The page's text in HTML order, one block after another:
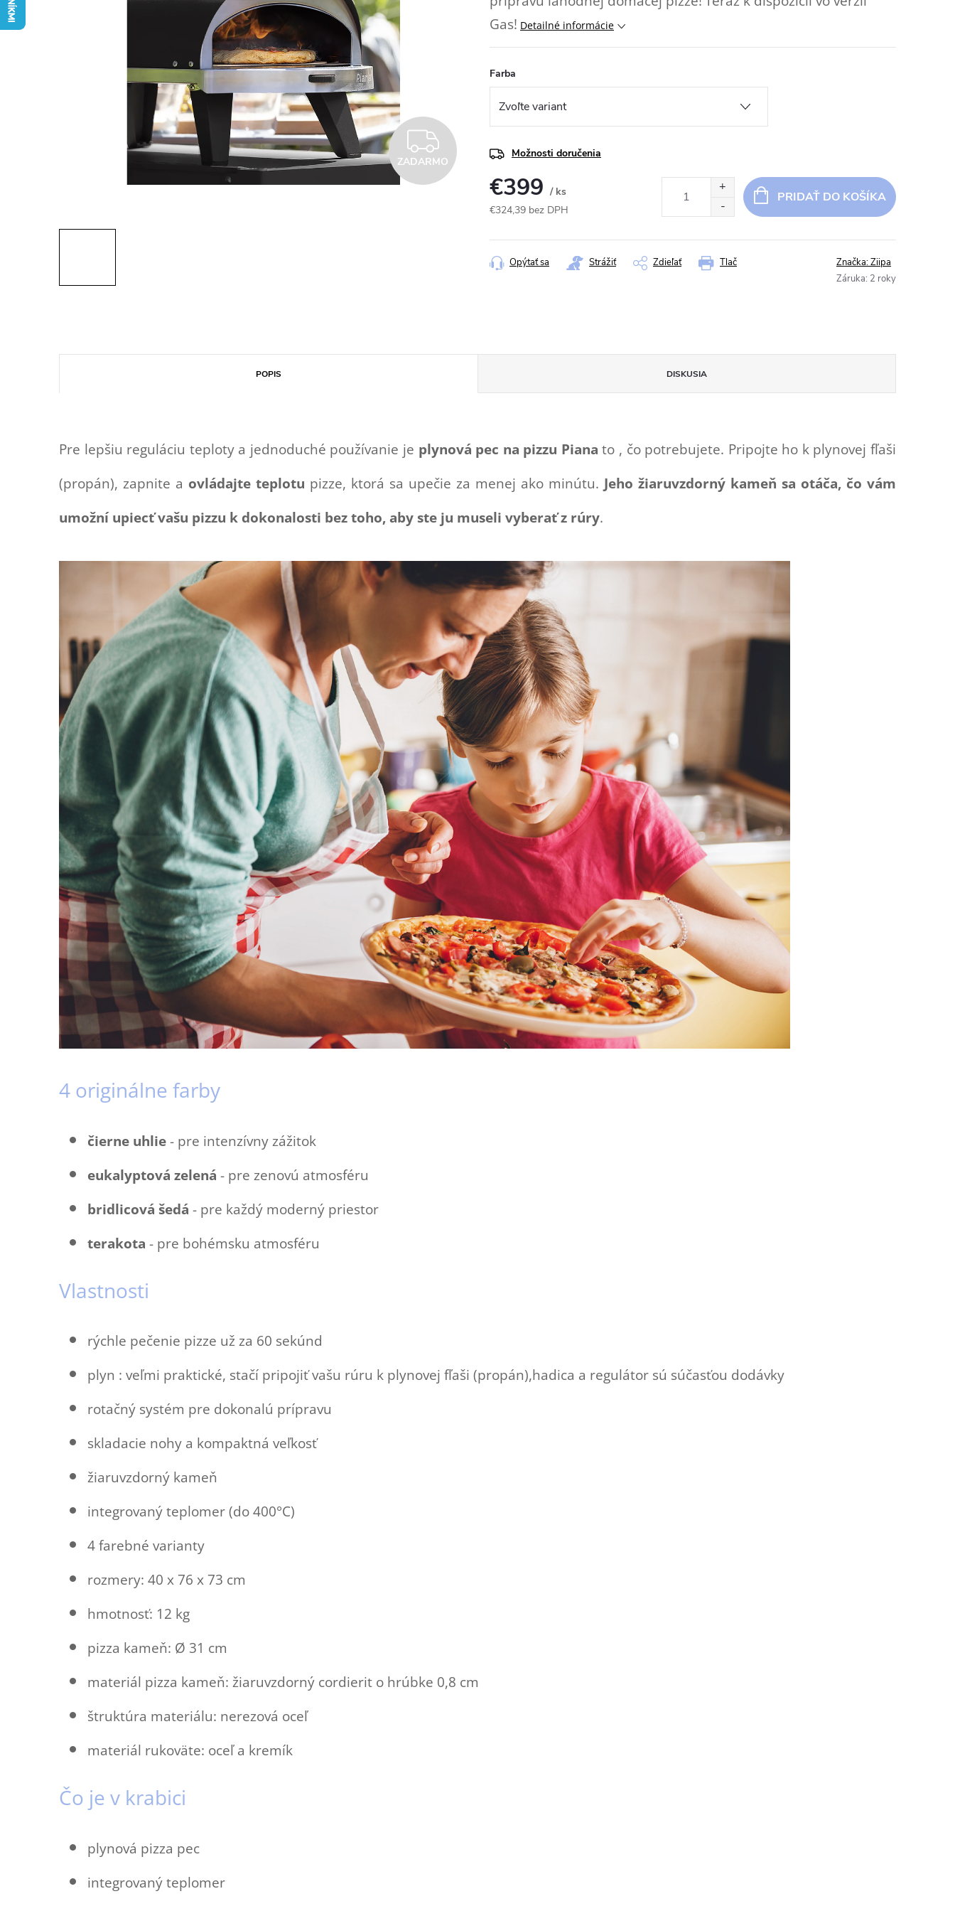
ZADARMO
ZADARMO
Gas! Detailné informácie
Farba
Možnosti doručenia
€399 / ks
€324,39 bez DPH
cena:
PRIDAŤ DO KOŠÍKA
Tlač
Opýtať sa Strážiť Zdieľať Značka:Ziipa
Záruka: 2 roky
POPIS DISKUSIA
Pre lepšiu reguláciu teploty a jednoduché používanie je plynová pec na pizzu Piana to , čo potrebujete. Pripojte ho k plynovej fľaši
(propán), zapnite a ovládajte teplotu pizze, ktorá sa upečie za menej ako minútu. Jeho žiaruvzdorný kameň sa otáča, čo vám
umožní upiecť vašu pizzu k dokonalosti bez toho, aby ste ju museli vyberať z rúry.
4 originálne farby
čierne uhlie - pre intenzívny zážitok
eukalyptová zelená - pre zenovú atmosféru
bridlicová šedá - pre každý moderný priestor
terakota - pre bohémsku atmosféru
Vlastnosti
rýchle pečenie pizze už za 60 sekúnd
plyn : veľmi praktické, stačí pripojiť vašu rúru k plynovej fľaši (propán),hadica a regulátor sú súčasťou dodávky
rotačný systém pre dokonalú prípravu
skladacie nohy a kompaktná veľkosť
žiaruvzdorný kameň
integrovaný teplomer (do 400°C)
4 farebné varianty
rozmery: 40 x 76 x 73 cm
hmotnosť: 12 kg
pizza kameň: Ø 31 cm
materiál pizza kameň: žiaruvzdorný cordierit o hrúbke 0,8 cm
štruktúra materiálu: nerezová oceľ
materiál rukoväte: oceľ a kremík
Čo je v krabici
plynová pizza pec
integrovaný teplomer